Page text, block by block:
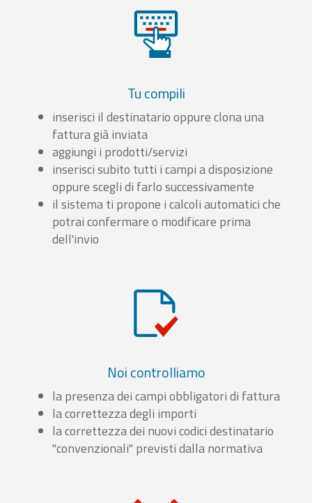
Tu compili
inserisci il destinatario oppure clona una
fattura già inviata
aggiungi i prodotti/servizi
inserisci subito tutti i campi a disposizione
oppure scegli di farlo successivamente
il sistema ti propone i calcoli automatici che
potrai confermare o modificare prima
dell'invio
Noi controlliamo
la presenza dei campi obbligatori di fattura
la correttezza degli importi
la correttezza dei nuovi codici destinatario
"convenzionali" previsti dalla normativa